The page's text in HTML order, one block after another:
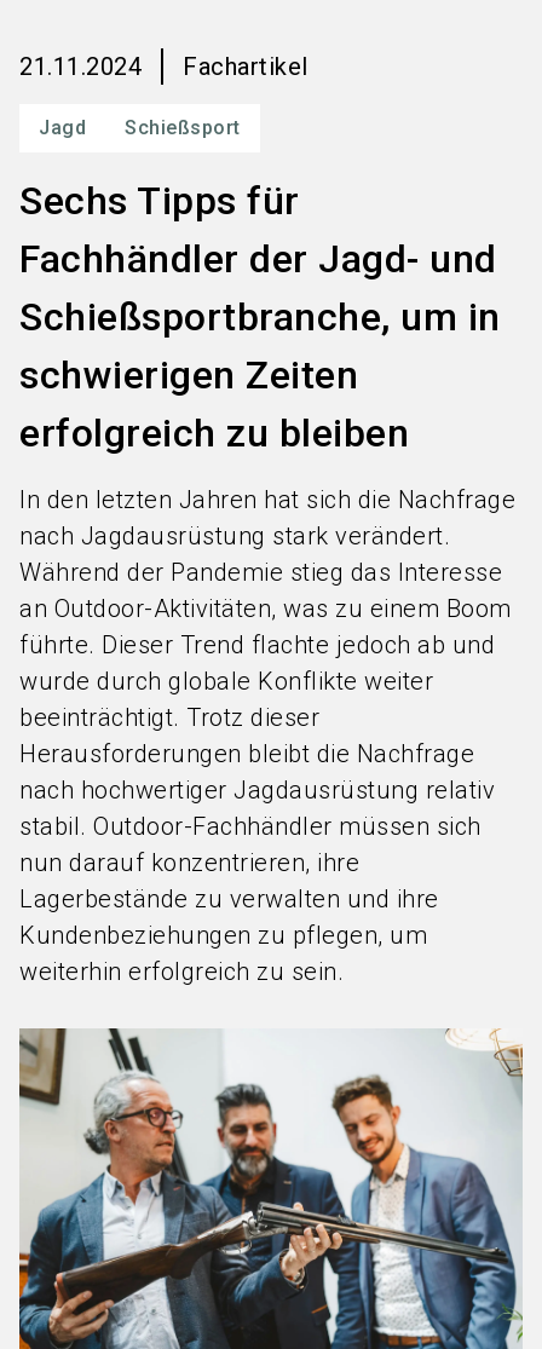
21.11.2024 Fachartikel
Jagd Schießsport
Sechs Tipps für
Fachhändler der Jagd- und
Schießsportbranche, um in
schwierigen Zeiten
erfolgreich zu bleiben
In den letzten Jahren hat sich die Nachfrage
nach Jagdausrüstung stark verändert.
Während der Pandemie stieg das Interesse
an Outdoor-Aktivitäten, was zu einem Boom
führte. Dieser Trend flachte jedoch ab und
wurde durch globale Konflikte weiter
beeinträchtigt. Trotz dieser
Herausforderungen bleibt die Nachfrage
nach hochwertiger Jagdausrüstung relativ
stabil. Outdoor-Fachhändler müssen sich
nun darauf konzentrieren, ihre
Lagerbestände zu verwalten und ihre
Kundenbeziehungen zu pflegen, um
weiterhin erfolgreich zu sein.